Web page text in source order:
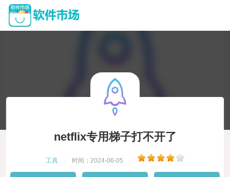
netflix专用梯子打不开了
工具 时间：2024-06-05